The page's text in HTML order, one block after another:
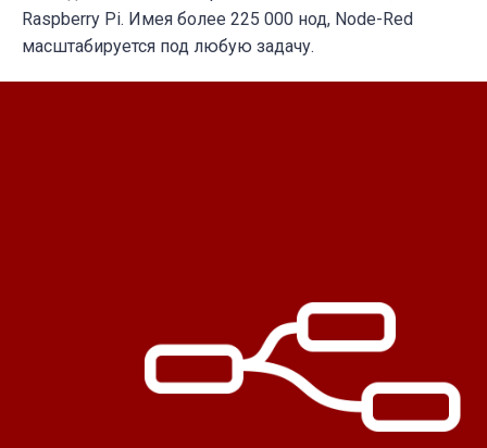
Raspberry Pi. Имея более 225 000 нод, Node-Red
масштабируется под любую задачу.